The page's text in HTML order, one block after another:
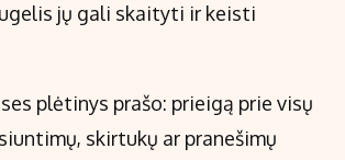
jų gali skaityti ir keisti
plėtinys prašo: prieigą prie visų
skirtukų ar pranešimų